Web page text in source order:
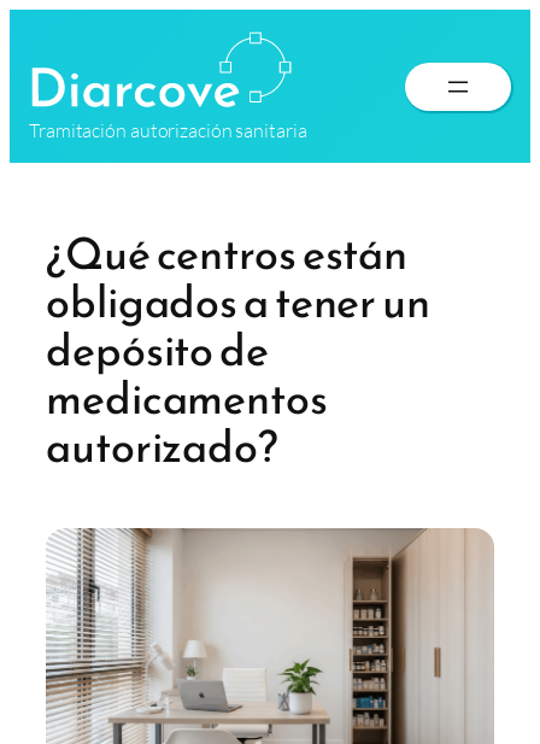
contenido
Tramitación autorización sanitaria
¿Qué centros están
obligados a tener un
depósito de
medicamentos
autorizado?